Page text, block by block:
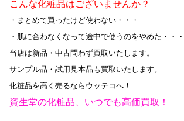
こんな化粧品はございませんか？
・まとめて買ったけど使わない・・・
・肌に合わなくなって途中で使うのをやめた・・
当店は新品・中古問わず買取いたします。
サンプル品・試用見本品も買取いたします。
化粧品を高く売るならウッテコへ！
資生堂の化粧品、いつでも高価買取！